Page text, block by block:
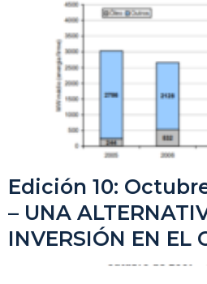
Edición 10:
– UNA
INVERSIÓN EN EL